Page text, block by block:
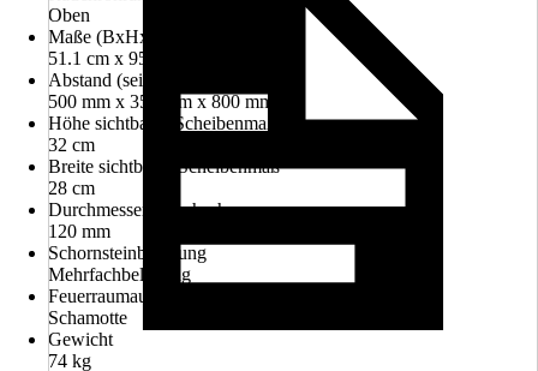
Oben
Maße (BxHxT)
51.1 cm x 95 cm x 42.9 cm
Abstand (seite/hinten/vorne)
500 mm x 350 mm x 800 mm
Höhe sichtbares Scheibenmaß
32 cm
Breite sichtbares Scheibenmaß
28 cm
Durchmesser Rauchrohr
120 mm
Schornsteinbelegung
Mehrfachbelegung
Feuerraumauskleidung
Schamotte
Gewicht
74 kg